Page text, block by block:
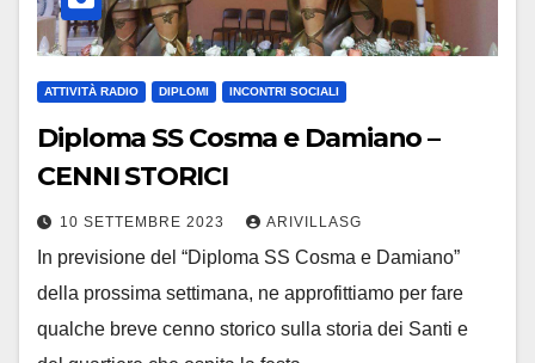
ATTIVITÀ RADIO DIPLOMI INCONTRI SOCIALI
Diploma SS Cosma e Damiano –
CENNI STORICI
10 SETTEMBRE 2023 ARIVILLASG
In previsione del “Diploma SS Cosma e Damiano”
della prossima settimana, ne approfittiamo per fare
qualche breve cenno storico sulla storia dei Santi e